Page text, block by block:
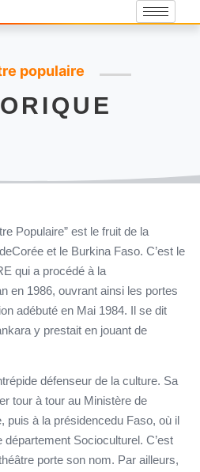
populaire
Populaire” est le fruit de la
et le Burkina Faso. C’est le
qui a procédé à la
en 1986, ouvrant ainsi les portes
adébuté en Mai 1984. Il se dit
y prestait en jouant de
défenseur de la culture. Sa
tour à tour au Ministère de
puis à la présidencedu Faso, où il
Socioculturel. C’est
porte son nom. Par ailleurs,